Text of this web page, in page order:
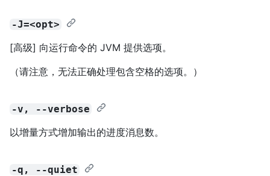
-J=<opt>
[高级] 向运行命令的 JVM 提供选项。
（请注意，无法正确处理包含空格的选项。）
-v, --verbose
以增量方式增加输出的进度消息数。
-q, --quiet